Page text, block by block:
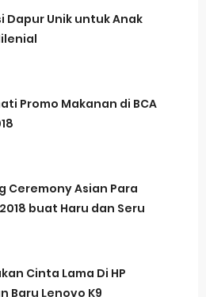
Dapur Unik untuk Anak
Promo Makanan di BCA
Ceremony Asian Para
buat Haru dan Seru
Cinta Lama Di HP
Baru Lenovo K9